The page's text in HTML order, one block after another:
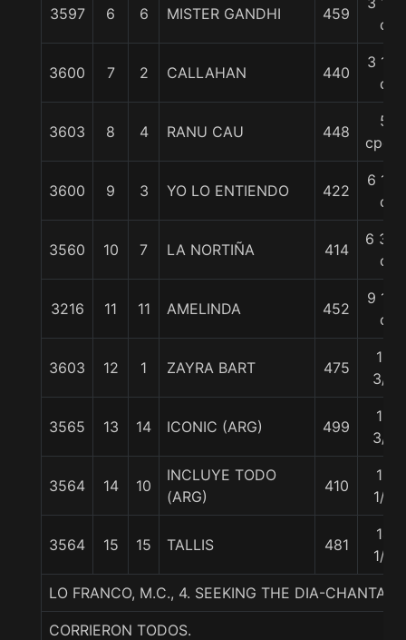
3597 6 6 MISTER GANDHI 459
c
3600 7 2 CALLAHAN 440
3 1/2
c
3603 8 4 RANU CAU 448
5
cpos.
3600 9 3 YO LO ENTIENDO 422
6 1/2
c
3560 10 7 LA NORTIÑA 414
6 3/4
c
3216 11 11 AMELINDA 452
9 1/4
c
3603 12 1 ZAYRA BART 475
12
3/4
3565 13 14 ICONIC (ARG) 499
12
3/4
3564 14 10
INCLUYE TODO
(ARG)
410
13
1/4
3564 15 15 TALLIS 481
14
1/2
LO FRANCO, M.C., 4. SEEKING THE DIA-
CORRIERON TODOS.